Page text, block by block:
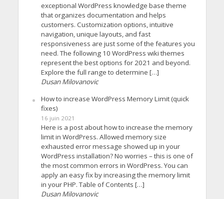
exceptional WordPress knowledge base theme
that organizes documentation and helps
customers. Customization options, intuitive
navigation, unique layouts, and fast
responsiveness are just some of the features you
need. The following 10 WordPress wiki themes
represent the best options for 2021 and beyond.
Explore the full range to determine […]
Dusan Milovanovic
How to increase WordPress Memory Limit (quick
fixes)
16 juin 2021
Here is a post about how to increase the memory
limit in WordPress. Allowed memory size
exhausted error message showed up in your
WordPress installation? No worries – this is one of
the most common errors in WordPress. You can
apply an easy fix by increasing the memory limit
in your PHP. Table of Contents […]
Dusan Milovanovic